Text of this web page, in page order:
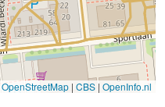
OpenStreetMap | CBS | OpenInfo.nl